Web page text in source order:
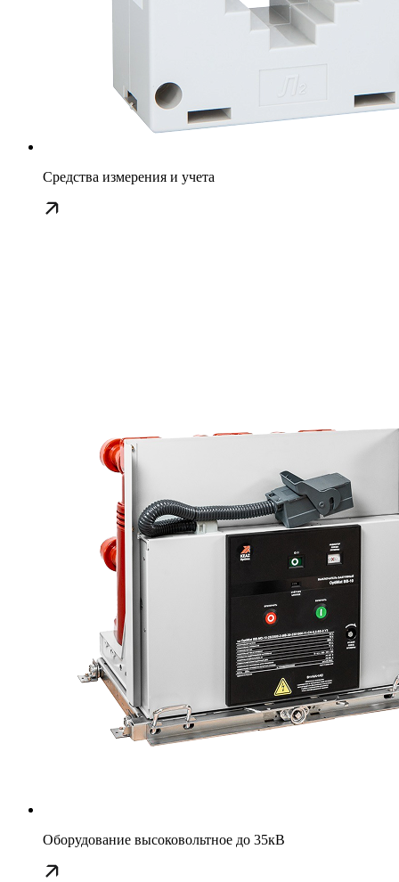
Средства измерения и учета
Оборудование высоковольтное до 35кВ